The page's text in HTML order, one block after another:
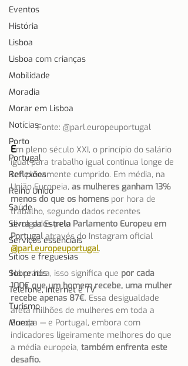
Eventos
História
Lisboa
Lisboa com crianças
Mobilidade
Moradia
Morar em Lisboa
Notícias
Porto
Portugal
Reflexões
Reino Unido
Saúde
Serra da Estrela
Serviços essenciais
Sítios e freguesias
Sobre nós
Telefone, Internet e TV
Turismo
Moeda
Fonte: @parl.europeuportugal
Em pleno século XXI, o princípio do salário
igual para trabalho igual continua longe de
ser plenamente cumprido. Em média, na
União Europeia, as mulheres ganham 13%
menos do que os homens por hora de
trabalho, segundo dados recentes
divulgados pelo Parlamento Europeu em
Portugal através do Instagram oficial
@parl.europeuportugal.
Na prática, isso significa que por cada
100€ que um homem recebe, uma mulher
recebe apenas 87€. Essa desigualdade
afeta milhões de mulheres em toda a
Europa — e Portugal, embora com
indicadores ligeiramente melhores do que
a média europeia, também enfrenta este
desafio.